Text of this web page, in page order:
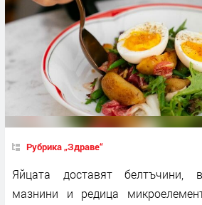
Рубрика „Здраве“
Яйцата доставят белтъчини,
мазнини и редица